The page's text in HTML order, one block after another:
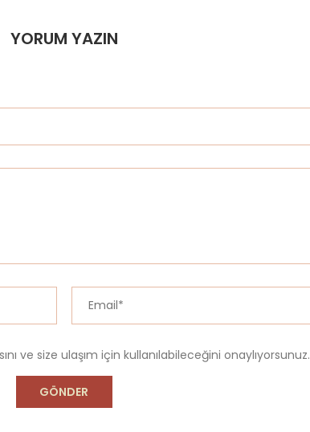
YORUM YAZIN
ve size ulaşım için kullanılabileceğini onaylıyorsunuz.